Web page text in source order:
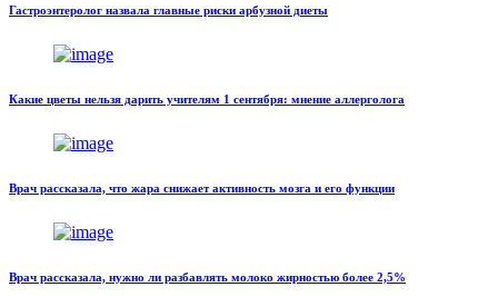
Гастроэнтеролог назвала главные риски арбузной диеты
Какие цветы нельзя дарить учителям 1 сентября: мнение аллерголога
Врач рассказала, что жара снижает активность мозга и его функции
Врач рассказала, нужно ли разбавлять молоко жирностью более 2,5%